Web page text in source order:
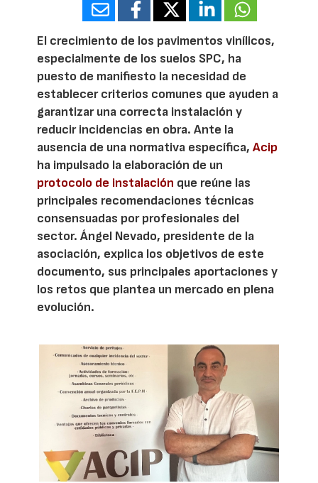
El crecimiento de los pavimentos vinílicos,
especialmente de los suelos SPC, ha
puesto de manifiesto la necesidad de
establecer criterios comunes que ayuden a
garantizar una correcta instalación y
reducir incidencias en obra. Ante la
ausencia de una normativa específica,Acip
ha impulsado la elaboración de un
protocolo de instalación que reúne las
principales recomendaciones técnicas
consensuadas por profesionales del
sector. Ángel Nevado, presidente de la
asociación, explica los objetivos de este
documento, sus principales aportaciones y
los retos que plantea un mercado en plena
evolución.